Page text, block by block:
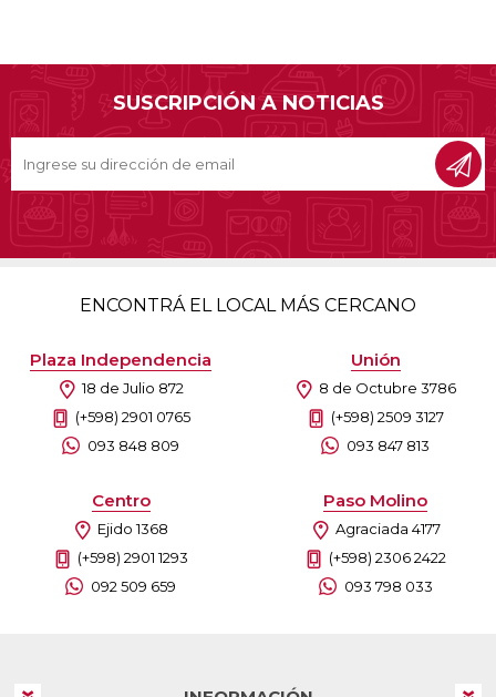
SUSCRIPCIÓN A NOTICIAS
ENCONTRÁ EL LOCAL MÁS CERCANO
Plaza Independencia
18 de Julio 872
(+598) 2901 0765
093 848 809
Unión
8 de Octubre 3786
(+598) 2509 3127
093 847 813
Centro
Ejido 1368
(+598) 2901 1293
092 509 659
Paso Molino
Agraciada 4177
(+598) 2306 2422
093 798 033